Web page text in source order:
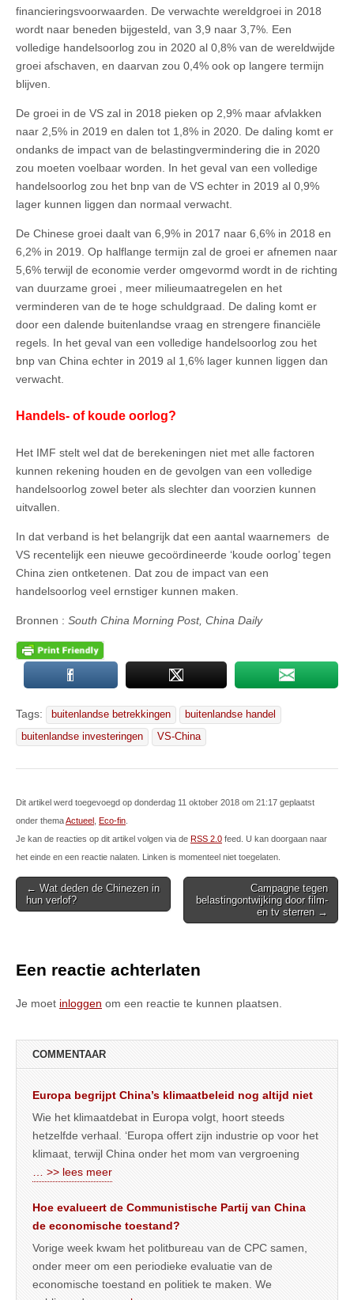
financieringsvoorwaarden. De verwachte wereldgroei in 2018
wordt naar beneden bijgesteld, van 3,9 naar 3,7%. Een
volledige handelsoorlog zou in 2020 al 0,8% van de wereldwijde
groei afschaven, en daarvan zou 0,4% ook op langere termijn
blijven.
De groei in de VS zal in 2018 pieken op 2,9% maar afvlakken
naar 2,5% in 2019 en dalen tot 1,8% in 2020. De daling komt er
ondanks de impact van de belastingvermindering die in 2020
zou moeten voelbaar worden. In het geval van een volledige
handelsoorlog zou het bnp van de VS echter in 2019 al 0,9%
lager kunnen liggen dan normaal verwacht.
De Chinese groei daalt van 6,9% in 2017 naar 6,6% in 2018 en
6,2% in 2019. Op halflange termijn zal de groei er afnemen naar
5,6% terwijl de economie verder omgevormd wordt in de richting
van duurzame groei , meer milieumaatregelen en het
verminderen van de te hoge schuldgraad. De daling komt er
door een dalende buitenlandse vraag en strengere financiële
regels. In het geval van een volledige handelsoorlog zou het
bnp van China echter in 2019 al 1,6% lager kunnen liggen dan
verwacht.
Handels- of koude oorlog?
Het IMF stelt wel dat de berekeningen niet met alle factoren
kunnen rekening houden en de gevolgen van een volledige
handelsoorlog zowel beter als slechter dan voorzien kunnen
uitvallen.
In dat verband is het belangrijk dat een aantal waarnemers de
VS recentelijk een nieuwe gecoördineerde ‘koude oorlog’ tegen
China zien ontketenen. Dat zou de impact van een
handelsoorlog veel ernstiger kunnen maken.
Bronnen : South China Morning Post, China Daily
Tags: buitenlandse betrekkingen
buitenlandse handel
buitenlandse investeringen
VS-China
Dit artikel werd toegevoegd op donderdag 11 oktober 2018 om 21:17 geplaatst
onder themaActueel Eco-fin
Je kan de reacties op dit artikel volgen via de RSS 2.0 feed. U kan doorgaan naar
het einde en een reactie nalaten. Linken is momenteel niet toegelaten.
Post
navigation
← Wat deden de Chinezen in
hun verlof?
Campagne tegen
belastingontwijking door film-
en tv sterren →
Een reactie achterlaten
Je moet inloggen om een reactie te kunnen plaatsen.
COMMENTAAR
Europa begrijpt China’s klimaatbeleid nog altijd niet
Wie het klimaatdebat in Europa volgt, hoort steeds
hetzelfde verhaal. ‘Europa offert zijn industrie op voor het
klimaat, terwijl China onder het mom van vergroening
… >> lees meer
Hoe evalueert de Communistische Partij van China
de economische toestand?
Vorige week kwam het politbureau van de CPC samen,
onder meer om een periodieke evaluatie van de
economische toestand en politiek te maken. We